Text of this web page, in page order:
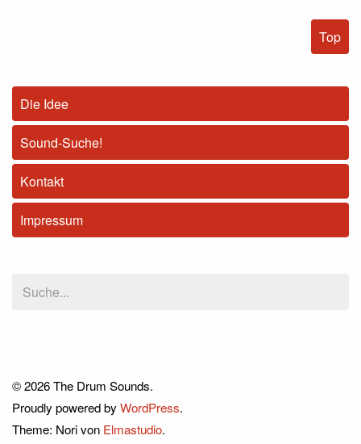
Top
Die Idee
Sound-Suche!
Kontakt
Impressum
© 2026 The Drum Sounds.
Proudly powered by WordPress.
Theme: Nori von Elmastudio.